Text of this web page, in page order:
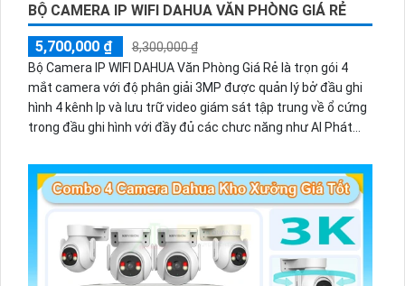
BỘ CAMERA IP WIFI DAHUA VĂN PHÒNG GIÁ RẺ
5,700,000 ₫
8,300,000 ₫
Bộ Camera IP WIFI DAHUA Văn Phòng Giá Rẻ là trọn gói 4
mắt camera với độ phân giải 3MP được quản lý bở đầu ghi
hình 4 kênh Ip và lưu trữ video giám sát tập trung về ổ cứng
trong đầu ghi hình với đầy đủ các chưc năng như AI Phát
có màu vào ban đêm